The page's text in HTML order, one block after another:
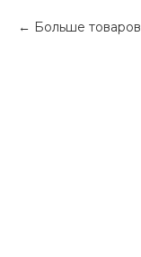
Больше товаров